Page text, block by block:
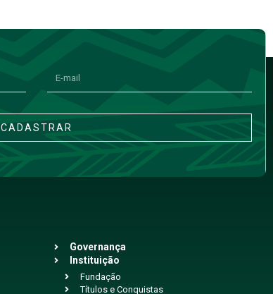
CADASTRAR
Governança
Instituição
Fundação
Títulos e Conquistas